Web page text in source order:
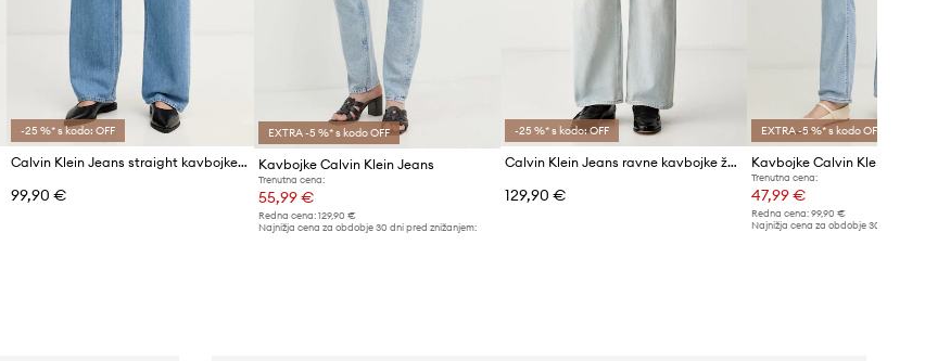
-25 %* s kodo: OFF
Calvin Klein Jeans straight kavbojke ženske
99,90 €
EXTRA -5 %* s kodo OFF
Kavbojke Calvin Klein Jeans
Trenutna cena:
55,99 €
Redna cena: 129,90 €
Najnižja cena za obdobje 30 dni pred znižanjem:
-25 %* s kodo: OFF
Calvin Klein Jeans ravne kavbojke ženske
129,90 €
EXTRA -5 %* s kodo OFF
Kavbojke Calvin Klein
Trenutna cena:
47,99 €
Redna cena: 99,90 €
Najnižja cena za obdobje 30 dni pred